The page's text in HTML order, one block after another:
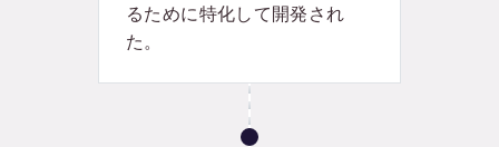
るために特化して開発され
た。